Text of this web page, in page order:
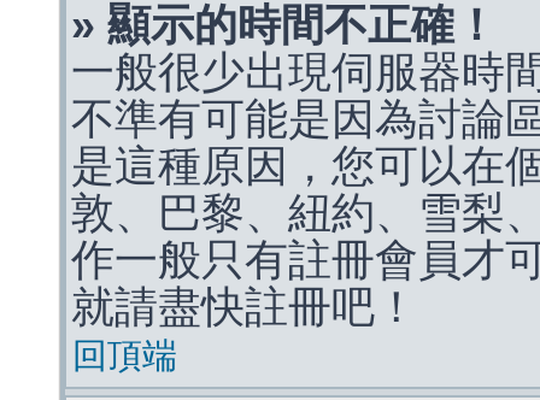
» 顯示的時間不正確！
一般很少出現伺服器時
不準有可能是因為討論
是這種原因，您可以在
敦、巴黎、紐約、雪梨
作一般只有註冊會員才
就請盡快註冊吧！
回頂端